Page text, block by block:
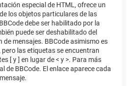
especial de HTML, ofrece un
los objetos particulares de las
debe ser habilitado por la
puede ser deshabilitado del
mensajes. BBCode asimismo es
las etiquetas se encuentran
[ y ] en lugar de < y >. Para más
de BBCode. El enlace aparece cada